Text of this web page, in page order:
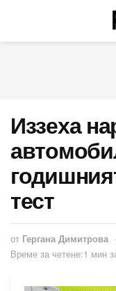
Иззеха
тест
от Гергана Димитрова
Време за четене:1 мин